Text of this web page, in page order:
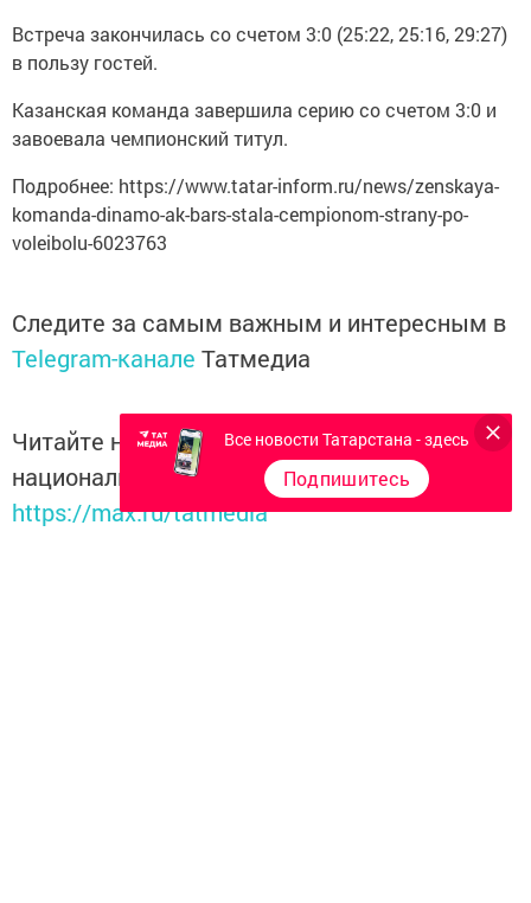
Встреча закончилась со счетом 3:0 (25:22, 25:16, 29:27)
в пользу гостей.
Казанская команда завершила серию со счетом 3:0 и
завоевала чемпионский титул.
Подробнее: https://www.tatar-inform.ru/news/zenskaya-
komanda-dinamo-ak-bars-stala-cempionom-strany-po-
voleibolu-6023763
Следите за самым важным и интересным в
Telegram-канале Татмедиа
Читайте новости Татарстана в
национальном мессенджере MАХ:
https://max.ru/tatmedia
Все новости Татарстана - здесь
Подпишитесь